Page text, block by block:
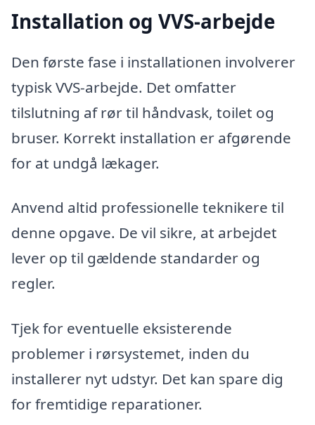
Installation og VVS-arbejde
Den første fase i installationen involverer
typisk VVS-arbejde. Det omfatter
tilslutning af rør til håndvask, toilet og
bruser. Korrekt installation er afgørende
for at undgå lækager.
Anvend altid professionelle teknikere til
denne opgave. De vil sikre, at arbejdet
lever op til gældende standarder og
regler.
Tjek for eventuelle eksisterende
problemer i rørsystemet, inden du
installerer nyt udstyr. Det kan spare dig
for fremtidige reparationer.